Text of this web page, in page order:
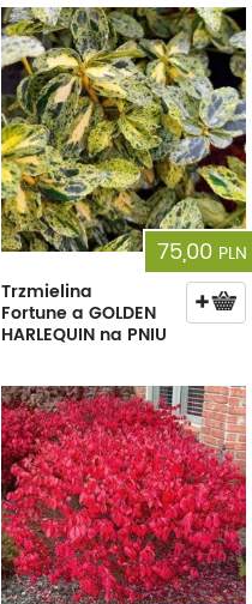
75,00 PLN
Trzmielina
Fortune a GOLDEN
HARLEQUIN na PNIU